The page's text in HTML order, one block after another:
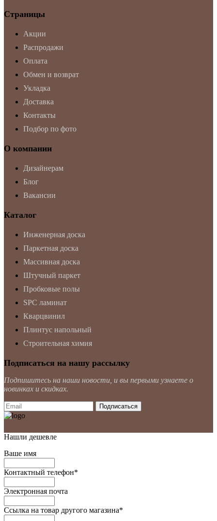
Страницы
Акции
Распродажи
Оплата
Обмен и возврат
Укладка
Доставка
Контакты
Подбор по фото
О компании
Дизайнерам
Блог
Вакансии
Каталог
Инженерная доска
Паркетная доска
Массивная доска
Штучный паркет
Пробковые полы
SPC ламинат
Кварцвинил
Плинтус напольный
Строительная химия
Подписаться на нашу рассылку
Подпишитесь на наши новости, и вы первыми узнаете о
новинках и скидках.
Нашли дешевле
Ваше имя
Контактный телефон*
Электронная почта
Ссылка на товар другого магазина*